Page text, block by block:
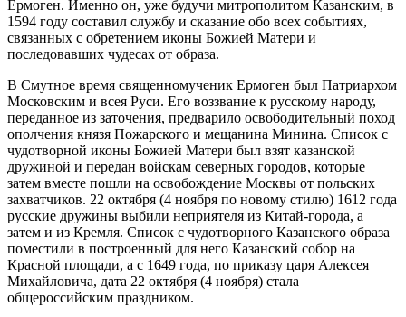
Ермоген. Именно он, уже будучи митрополитом Казанским, в
1594 году составил службу и сказание обо всех событиях,
связанных с обретением иконы Божией Матери и
последовавших чудесах от образа.
В Смутное время священномученик Ермоген был Патриархом
Московским и всея Руси. Его воззвание к русскому народу,
переданное из заточения, предварило освободительный поход
ополчения князя Пожарского и мещанина Минина. Список с
чудотворной иконы Божией Матери был взят казанской
дружиной и передан войскам северных городов, которые
затем вместе пошли на освобождение Москвы от польских
захватчиков. 22 октября (4 ноября по новому стилю) 1612 года
русские дружины выбили неприятеля из Китай-города, а
затем и из Кремля. Список с чудотворного Казанского образа
поместили в построенный для него Казанский собор на
Красной площади, а с 1649 года, по приказу царя Алексея
Михайловича, дата 22 октября (4 ноября) стала
общероссийским праздником.